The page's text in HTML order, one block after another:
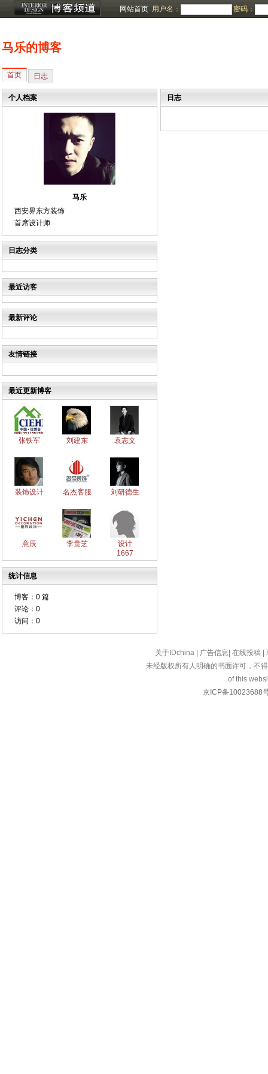
网站首页 用户名： 密码：
马乐的博客
首页 日志
个人档案
马乐
西安界东方装饰
首席设计师
日志分类
最近访客
最新评论
友情链接
最近更新博客
张铁军 刘建东 袁志文
装饰设计 名杰客服 刘研德生
意辰 李贵芝
设计
1667
统计信息
博客： 0 篇
评论： 0
访问： 0
日志
关于IDchina 广告信息 在线投稿
未经版权所有人明确的书面许可，不
of this
京ICP备10023688